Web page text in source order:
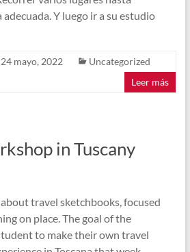
Y luego ir a su estudio
24 mayo, 2022
Uncategorized
Leer más
in Tuscany
travel sketchbooks, focused
on place. The goal of the
to make their own travel